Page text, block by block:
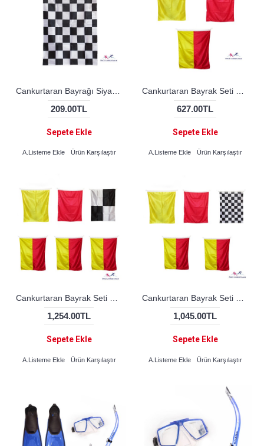
209.00TL
Sepete Ekle
A.Listeme Ekle Ürün Karşılaştır
627.00TL
Sepete Ekle
A.Listeme Ekle Ürün Karşılaştır
Cankurtaran Bayrak Seti M. Bayrak
1,254.00TL
Sepete Ekle
A.Listeme Ekle Ürün Karşılaştır
Cankurtaran Bayrak Seti TSSF
1,045.00TL
Sepete Ekle
A.Listeme Ekle Ürün Karşılaştır